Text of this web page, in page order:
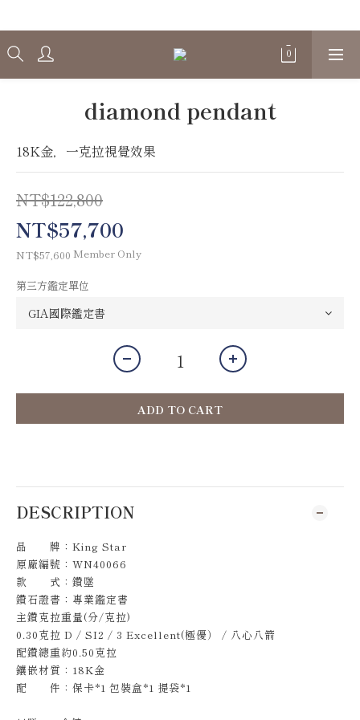
diamond pendant
18K金，一克拉視覺效果
NT$122,800
NT$57,700
NT$57,600 Member Only
第三方鑑定單位
ADD TO CART
DESCRIPTION
品 牌：King Star
原廠編號：WN40066
款 式：鑽墜
鑽石證書：專業鑑定書
主鑽克拉重量(分/克拉)
0.30克拉 D / SI2 / 3 Excellent(極優） / 八心八箭
配鑽總重約0.50克拉
鑲嵌材質：18K金
配 件：保卡*1 包裝盒*1 提袋*1